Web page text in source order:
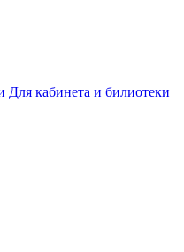
Для кабинета и билиотеки